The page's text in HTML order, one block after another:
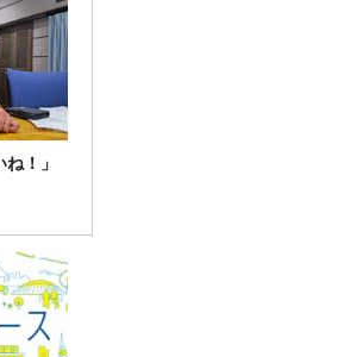
！」